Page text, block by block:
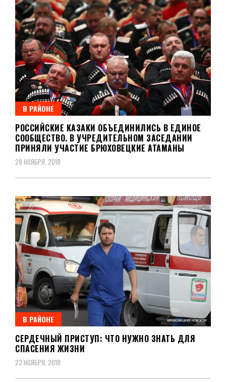
В РАЙОНЕ
РОССИЙСКИЕ КАЗАКИ ОБЪЕДИНИЛИСЬ В ЕДИНОЕ
СООБЩЕСТВО. В УЧРЕДИТЕЛЬНОМ ЗАСЕДАНИИ
ПРИНЯЛИ УЧАСТИЕ БРЮХОВЕЦКИЕ АТАМАНЫ
28 НОЯБРЯ, 2018
В РАЙОНЕ
СЕРДЕЧНЫЙ ПРИСТУП: ЧТО НУЖНО ЗНАТЬ ДЛЯ
СПАСЕНИЯ ЖИЗНИ
23 НОЯБРЯ, 2018